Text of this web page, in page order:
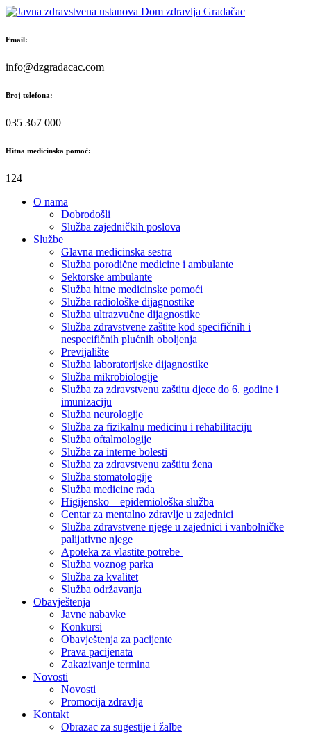
Skip
content
Email:
info@dzgradacac.com
Broj telefona:
035 367 000
Hitna medicinska pomoć:
124
O nama
Dobrodošli
Služba zajedničkih poslova
Službe
Glavna medicinska sestra
Služba porodične medicine i ambulante
Sektorske ambulante
Služba hitne medicinske pomoći
Služba radiološke dijagnostike
Služba ultrazvučne dijagnostike
Služba zdravstvene zaštite kod specifičnih i
nespecifičnih plućnih oboljenja
Previjalište
Služba laboratorijske dijagnostike
Služba mikrobiologije
Služba za zdravstvenu zaštitu djece do 6. godine i
imunizaciju
Služba neurologije
Služba za fizikalnu medicinu i rehabilitaciju
Služba oftalmologije
Služba za interne bolesti
Služba za zdravstvenu zaštitu žena
Služba stomatologije
Služba medicine rada
Higijensko – epidemiološka služba
Centar za mentalno zdravlje u zajednici
Služba zdravstvene njege u zajednici i vanbolničke
palijativne njege
Apoteka za vlastite potrebe
Služba voznog parka
Služba za kvalitet
Služba održavanja
Obavještenja
Javne nabavke
Konkursi
Obavještenja za pacijente
Prava pacijenata
Zakazivanje termina
Novosti
Novosti
Promocija zdravlja
Kontakt
Obrazac za sugestije i žalbe